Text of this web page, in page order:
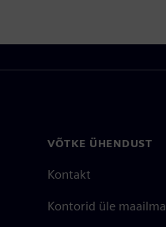
VÕTKE ÜHENDUST
Kontakt
Kontorid üle maailma